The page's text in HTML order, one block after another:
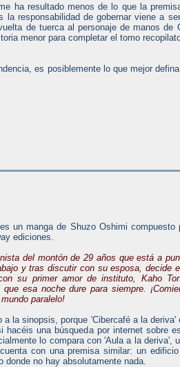
ha resultado menos de lo que la
responsabilidad de gobernar viene a
de tuerca al personaje de manos de
menor para completar el tomo
es posiblemente lo que mejor
un manga de Shuzo Oshimi compuesto
ediciones.
del montón de 29 años que está a
y tras discutir con su esposa, decide
su primer amor de instituto, Kaho
esa noche dure para siempre.
paralelo!
a la sinopsis, porque 'Cibercafé a la
hacéis una búsqueda por internet sobre
lo compara con 'Aula a la deriva',
con una premisa similar: un
donde no hay absolutamente nada.